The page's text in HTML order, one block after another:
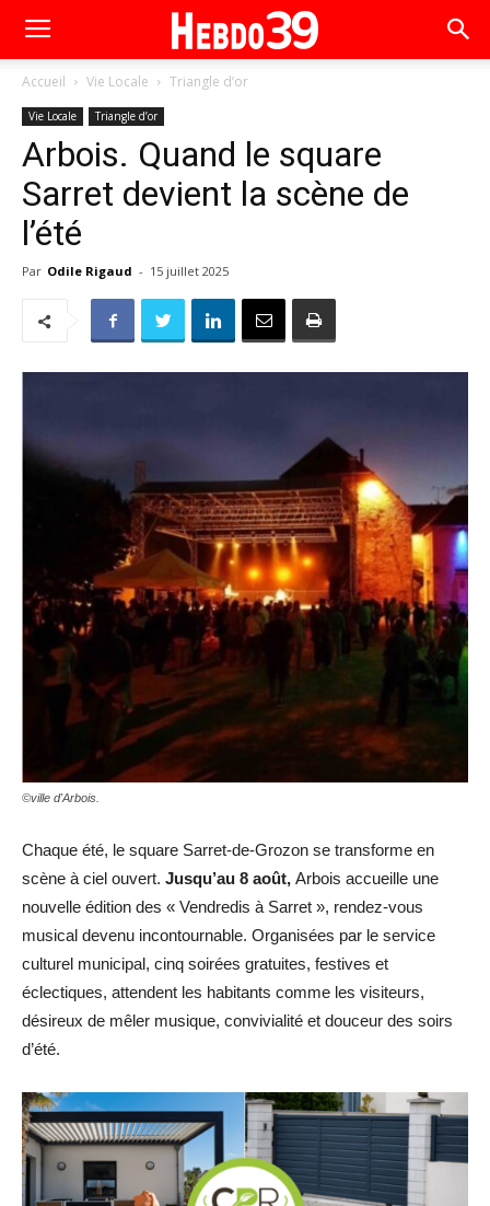
Accueil Vie Locale Triangle d’or
Vie Locale Triangle d’or
Arbois. Quand le square
Sarret devient la scène de
l’été
Par Odile Rigaud - 15 juillet 2025
©ville d'Arbois.
Chaque été, le square Sarret-de-Grozon se transforme en
scène à ciel ouvert. Jusqu’au 8 août, Arbois accueille une
nouvelle édition des « Vendredis à Sarret », rendez-vous
musical devenu incontournable. Organisées par le service
culturel municipal, cinq soirées gratuites, festives et
éclectiques, attendent les habitants comme les visiteurs,
désireux de mêler musique, convivialité et douceur des soirs
d’été.